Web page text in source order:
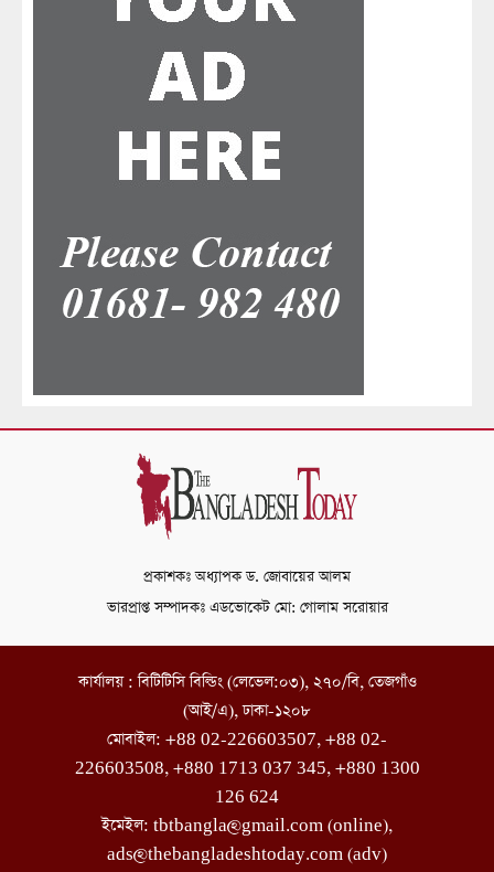
প্রকাশকঃ অধ্যাপক ড. জোবায়ের আলম
ভারপ্রাপ্ত সম্পাদকঃ এডভোকেট মো: গোলাম সরোয়ার
কার্যালয় : বিটিটিসি বিল্ডিং (লেভেল:০৩), ২৭০/বি, তেজগাঁও
(আই/এ), ঢাকা-১২০৮
মোবাইল: +88 02-226603507, +88 02-
226603508, +880 1713 037 345, +880 1300
126 624
ইমেইল: tbtbangla@gmail.com (online),
ads@thebangladeshtoday.com (adv)